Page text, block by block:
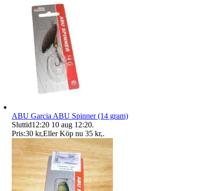
ABU Garcia ABU Spinner (14 gram)
Sluttid12:20 10 aug 12:20.
Pris:30 kr,Eller Köp nu 35 kr,.